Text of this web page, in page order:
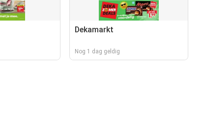
Dekamarkt
Nog 1 dag geldig